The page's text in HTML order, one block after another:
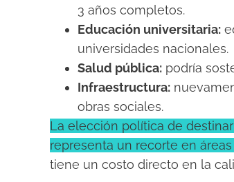
3 años completos.
Educación universitaria:
universidades nacionales.
Salud pública: podría
Infraestructura:
obras sociales.
La elección política de
representa un recorte en
tiene un costo directo en la